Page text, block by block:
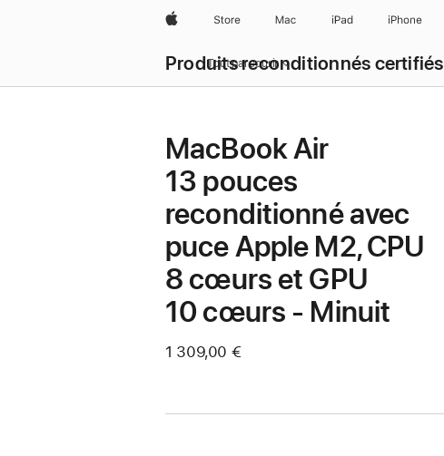
AppleStore Mac iPad iPhone
Produits reconditionnés certifiés
Tout parcourir
MacBook Air
13 pouces
reconditionné avec
puce Apple M2, CPU
8 cœurs et GPU
10 cœurs - Minuit
1 309,00 €